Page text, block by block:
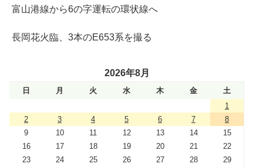
富山港線から6の字運転の環状線へ
長岡花火臨、3本のE653系を撮る
2026年8月
日 月 火 水 木 金
土
1
2
3 4 5 6 7
8
9
10 11 12 13 14
15
16
17 18 19 20 21
22
23
24 25 26 27 28
29